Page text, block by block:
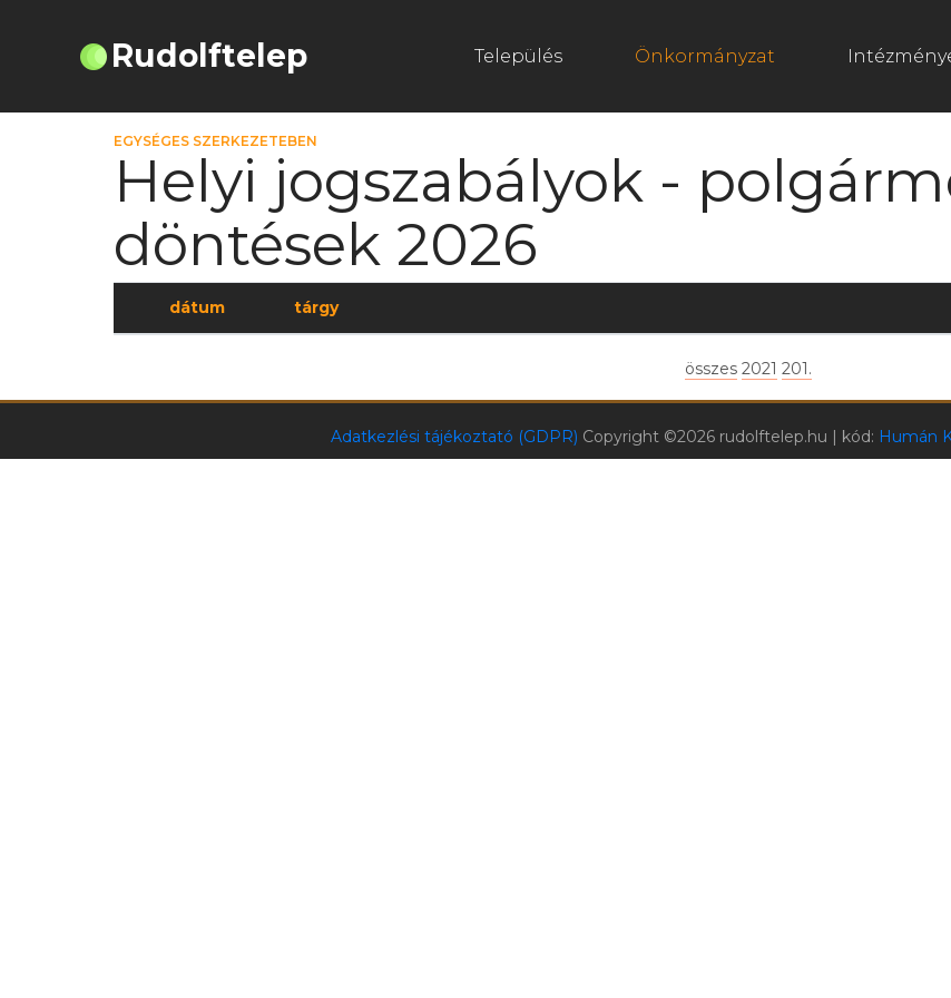
Rudolftelep Település Önkormányzat
EGYSÉGES SZERKEZETEBEN
Helyi jogszabályok -
döntések 2026
dátum tárgy
összes 2021 201.
Adatkezlési tájékoztató (GDPR) Copyright ©2026 rudolftelep.hu | kód: Humán